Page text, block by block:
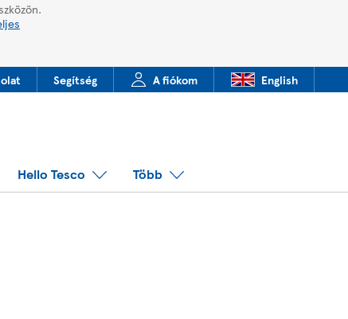
Segítség A fiókom English
Hello Tesco Több